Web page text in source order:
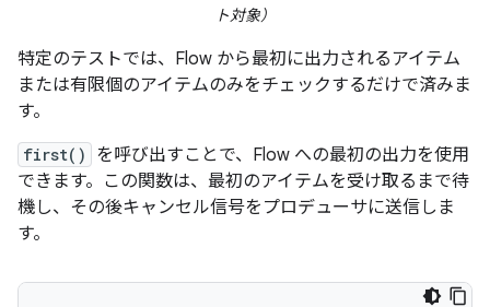
ト対象）
特定のテストでは、Flow から最初に出力されるアイテム
または有限個のアイテムのみをチェックするだけで済みま
す。
first()
を呼び出すことで、Flow への最初の出力を使用
できます。この関数は、最初のアイテムを受け取るまで待
機し、その後キャンセル信号をプロデューサに送信しま
す。